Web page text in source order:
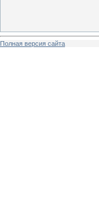
Полная версия сайта